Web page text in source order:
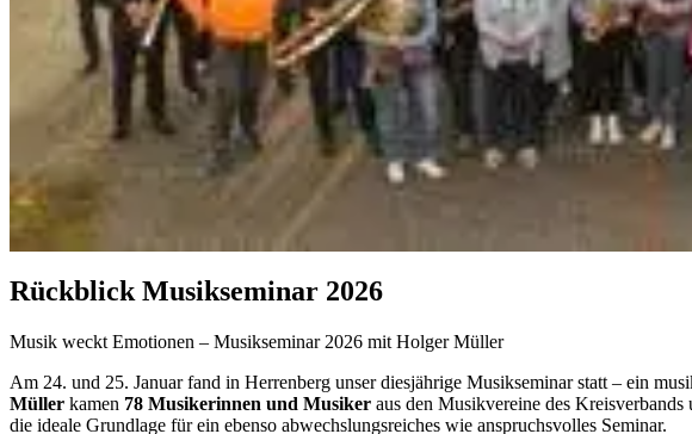
Rückblick Musikseminar 2026
Musik weckt Emotionen – Musikseminar 2026 mit Holger Müller
Am 24. und 25. Januar fand in Herrenberg unser diesjährige Musikseminar statt – ein
Müller kamen 78 Musikerinnen und Musiker aus den Musikvereine des
die ideale Grundlage für ein ebenso abwechslungsreiches wie anspruchsvolles Seminar.